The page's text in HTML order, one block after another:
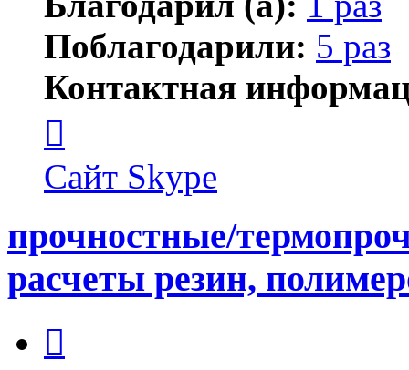
Поблагодарили: 5 раз
Контактная
пользователя
AnpilovVN
Сайт Skype
прочностные/
расчеты резин,